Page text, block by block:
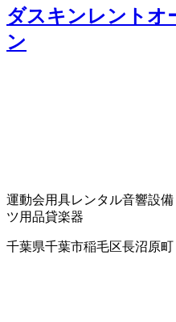
ダスキンレントオ
ン
運動会用具レンタル音響設
ツ用品貸楽器
千葉県千葉市稲毛区長沼原町